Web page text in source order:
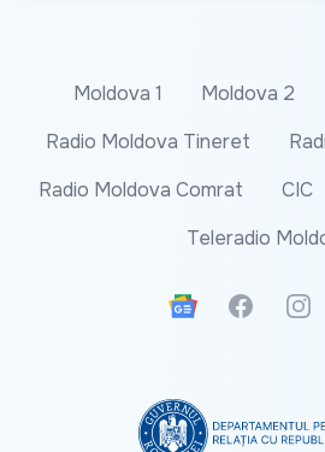
Moldova 1 Moldova 2
Radio Moldova Tineret
Radio Moldova Comrat
CIC
Teleradio
Google News
Facebook